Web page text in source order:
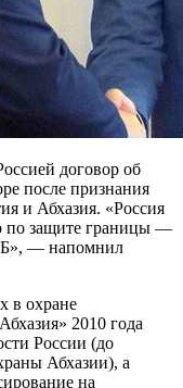
договор об
после признания
и Абхазия. «Россия
по защите границы —
— напомнил
в охране
2010 года
России (до
Абхазии), а
на